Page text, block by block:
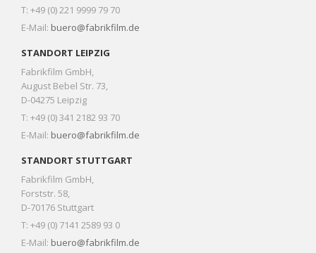
T: +49 (0) 221 9999 79 70
E-Mail: buero@fabrikfilm.de
STANDORT LEIPZIG
Fabrikfilm GmbH,
August Bebel Str. 73,
D-04275 Leipzig
T: +49 (0) 341 2182 93 70
E-Mail: buero@fabrikfilm.de
STANDORT STUTTGART
Fabrikfilm GmbH,
Forststr. 58,
D-70176 Stuttgart
T: +49 (0) 7141 2589 93 0
E-Mail: buero@fabrikfilm.de